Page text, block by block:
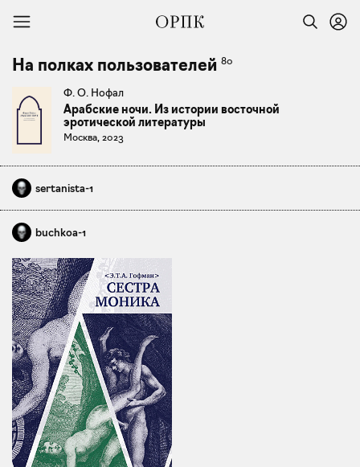
На полках пользователей 80
Ф. О. Нофал
Арабские ночи. Из истории восточной
эротической литературы
Москва, 2023
sertanista-1
buchkoa-1